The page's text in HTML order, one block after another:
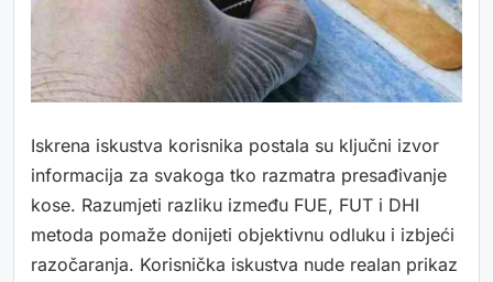
Iskrena iskustva korisnika postala su ključni izvor
informacija za svakoga tko razmatra presađivanje
kose. Razumjeti razliku između FUE, FUT i DHI
metoda pomaže donijeti objektivnu odluku i izbjeći
razočaranja. Korisnička iskustva nude realan prikaz